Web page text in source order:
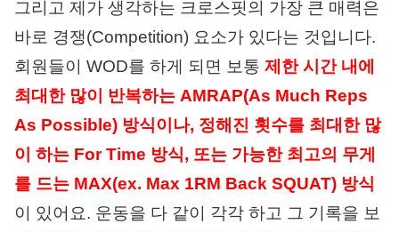
그리고 제가 생각하는 크로스핏의 가장 큰 매력은
바로 경쟁(Competition) 요소가 있다는 것입니다.
회원들이 WOD를 하게 되면 보통 제한 시간 내에
최대한 많이 반복하는 AMRAP(As Much Reps
As Possible) 방식이나, 정해진 횟수를 최대한 많
이 하는 For Time 방식, 또는 가능한 최고의 무게
를 드는 MAX(ex. Max 1RM Back SQUAT) 방식
이 있어요. 운동을 다 같이 각각 하고 그 기록을 보